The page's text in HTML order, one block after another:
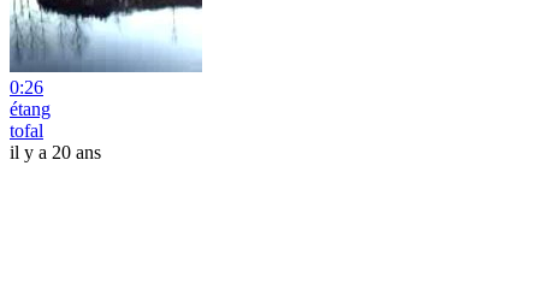
0:26
étang
tofal
il y a 20 ans